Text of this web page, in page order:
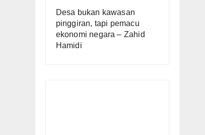
Desa bukan kawasan
pinggiran, tapi pemacu
ekonomi negara – Zahid
Hamidi